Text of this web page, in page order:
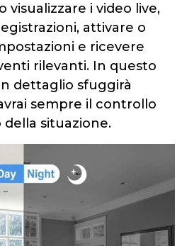
visualizzare i video live,
attivare o
e ricevere
rilevanti. In questo
dettaglio sfuggirà
sempre il controllo
situazione.